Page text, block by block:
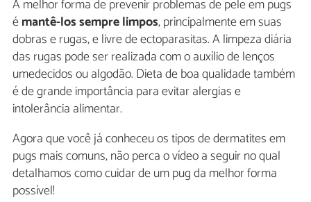
A melhor forma de prevenir problemas de pele em pugs
émantê-los sempre limpos, principalmente em suas
dobras e rugas, e livre de ectoparasitas. A limpeza diária
das rugas pode ser realizada com o auxílio de lenços
umedecidos ou algodão. Dieta de boa qualidade também
é de grande importância para evitar alergias e
intolerância alimentar.
Agora que você já conheceu os tipos de dermatites em
pugs mais comuns, não perca o vídeo a seguir no qual
detalhamos como cuidar de um pug da melhor forma
possível!